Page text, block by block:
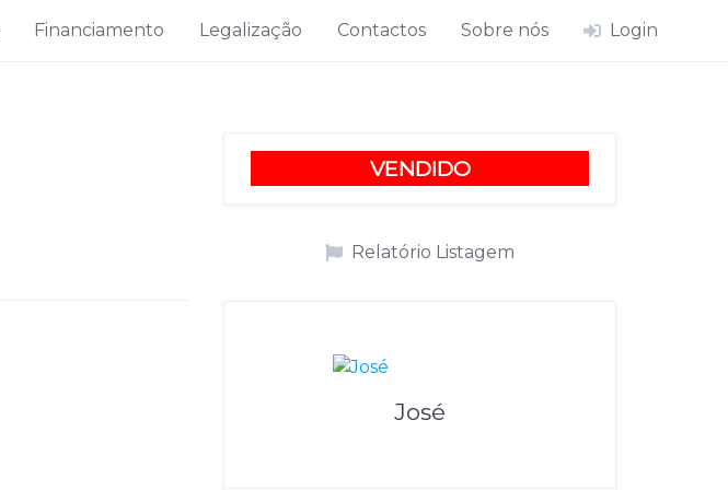
Financiamento Legalização Contactos Sobre nós Login
VENDIDO
Relatório Listagem
José